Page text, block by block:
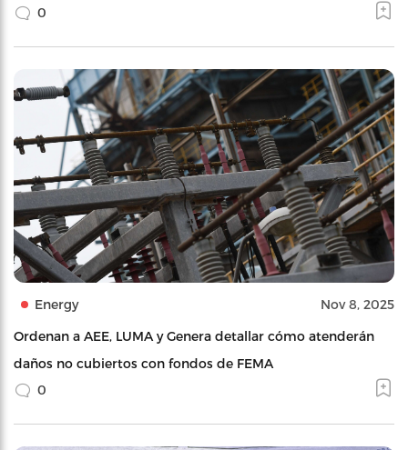
0
Energy Nov 8, 2025
Ordenan a AEE, LUMA y Genera detallar cómo atenderán
daños no cubiertos con fondos de FEMA
0